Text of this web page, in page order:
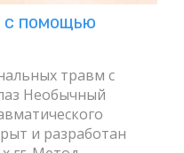
с помощью
травм с
Необычный
и разработан